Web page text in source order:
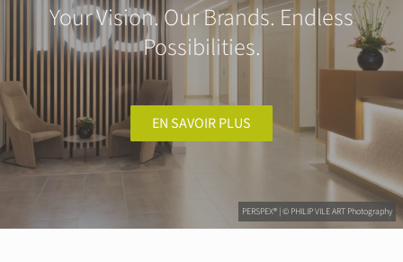
PERSPEX® | © PHILIP VILE ART Photography
Your Vision. Our Brands. Endless
Possibilities.
EN SAVOIR PLUS